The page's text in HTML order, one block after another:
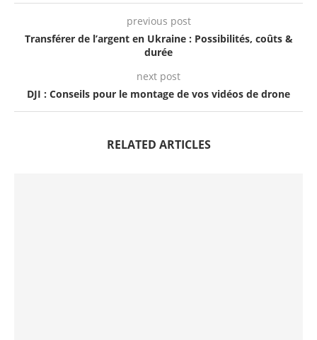
previous post
Transférer de l’argent en Ukraine : Possibilités, coûts &
durée
next post
DJI : Conseils pour le montage de vos vidéos de drone
RELATED ARTICLES